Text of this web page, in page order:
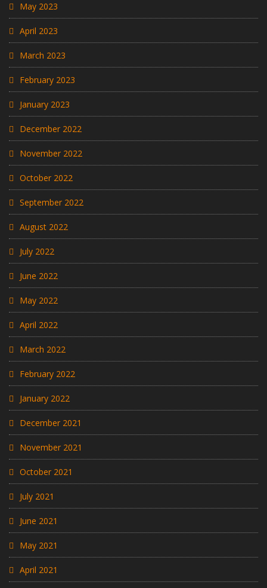
May 2023
April 2023
March 2023
February 2023
January 2023
December 2022
November 2022
October 2022
September 2022
August 2022
July 2022
June 2022
May 2022
April 2022
March 2022
February 2022
January 2022
December 2021
November 2021
October 2021
July 2021
June 2021
May 2021
April 2021